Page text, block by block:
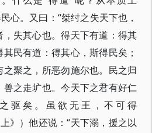
心。又曰：“桀纣之失天下也，
失其心也。得天下有道：得其
民有道：得其心，斯得民矣；
聚之，所恶勿施尔也。民之归
之走圹也。今天下之君有好仁
驱矣。虽欲无王，不可得
》）他还说：“天下溺，援之以